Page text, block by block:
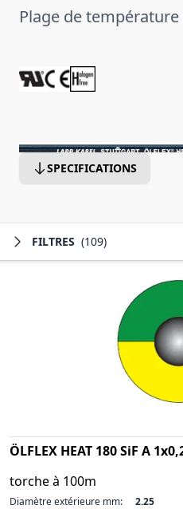
Plage de température
SPECIFICATIONS
FILTRES (109)
ÖLFLEX HEAT 180 SiF A
torche à 100m
Diamètre extérieure mm:
2.25